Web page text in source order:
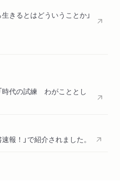
、私たちはどう生きるか
事件』を書いた理由／フェアで
年越し派遣村／ひとまず形か
」に抗い続ける
も時代／活動家の原点／お鉢が
解散／自立生活サポートセン
ウジングファーストの実践／
きるとはどういうことか」
時代の試練 わがこととし
報！」で紹介されました。